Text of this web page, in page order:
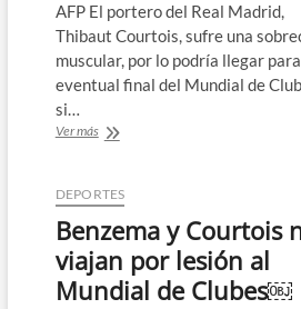
AFP El portero del Real Madrid,
Thibaut Courtois, sufre una
muscular, por lo podría llegar
eventual final del Mundial de
si…
Ver másCourtois
sobrecarga
y
podría
a
la
DEPORTES
Benzema y Courtois
viajan por lesión al
Mundial de Clubes￼